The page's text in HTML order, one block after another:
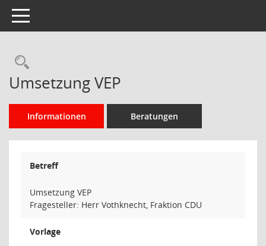
Toggle navigation
Rechercheauswahl
Umsetzung VEP
Informationen Beratungen
Betreff
Umsetzung VEP
Fragesteller: Herr Vothknecht, Fraktion CDU
Vorlage